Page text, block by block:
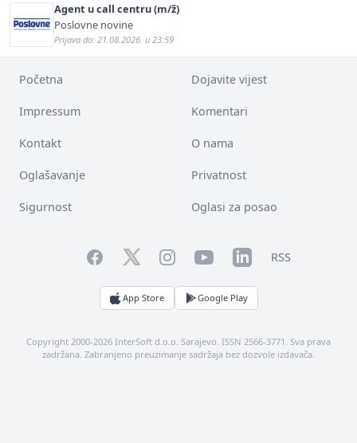
Agent u call centru (m/ž)
Poslovne novine
Prijava do: 21.08.2026. u 23:59
Početna Dojavite vijest
Impressum Komentari
Kontakt O nama
Oglašavanje Privatnost
Sigurnost Oglasi za posao
FacebookTwitterInstagramYouTubeLinkedInRSS
App Store Google Play
Copyright 2000-2026 InterSoft d.o.o. Sarajevo. ISSN 2566-3771. Sva prava
zadržana. Zabranjeno preuzimanje sadržaja bez dozvole izdavača.